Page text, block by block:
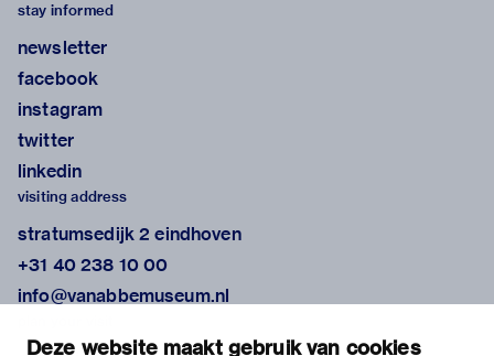
Deze website maakt gebruik van cookies
stay informed
newsletter
facebook
instagram
twitter
linkedin
visiting address
stratumsedijk 2 eindhoven
+31 40 238 10 00
info@vanabbemuseum.nl